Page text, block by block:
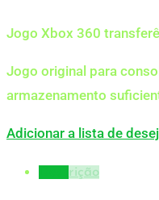
Jogo Xbox 360
Jogo original para
armazenamento
Adicionar a lista de
Descrição